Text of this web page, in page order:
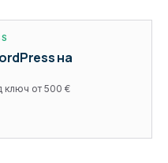
на
ключ от 500 €